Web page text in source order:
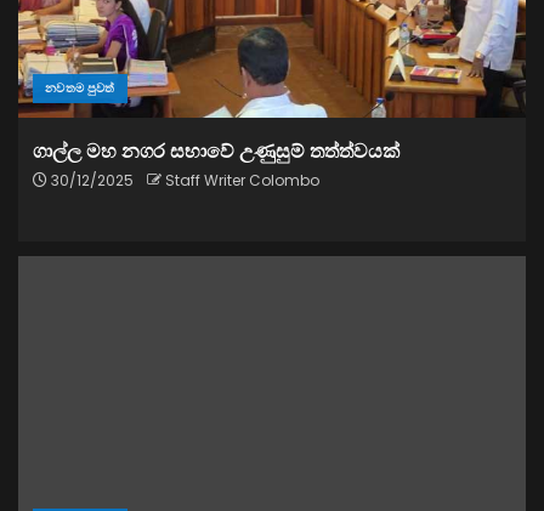
නවතම පුවත්
ගාල්ල මහ නගර සභාවේ උණුසුම් තත්ත්වයක්
30/12/2025 Staff Writer Colombo